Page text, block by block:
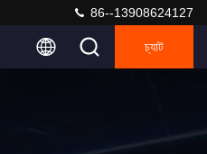
86--13908624127
চ্যাট